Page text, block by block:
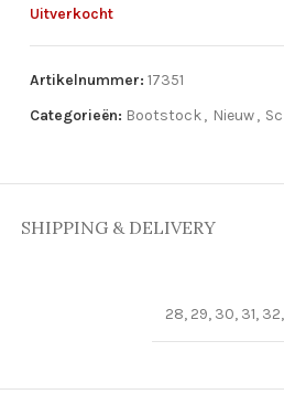
Uitverkocht
Artikelnummer: 17351
Categorieën: Bootstock, Nieuw,
SHIPPING & DELIVERY
28, 29, 30, 31,